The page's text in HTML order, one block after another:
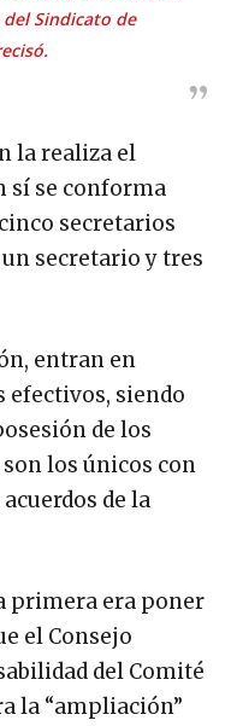
Sindicato de
la realiza el
sí se conforma
secretarios
secretario y tres
entran en
efectivos, siendo
de los
los únicos con
de la
primera era poner
el Consejo
del Comité
la “ampliación”